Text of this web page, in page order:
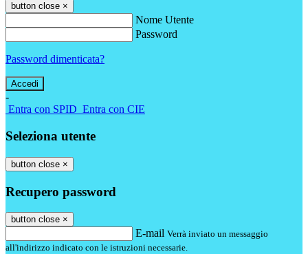
button close ×
Nome Utente
Password
Password dimenticata?
-
Entra con SPID Entra con CIE
Seleziona utente
button close ×
Recupero password
button close ×
E-mail Verrà inviato un messaggio
all'indirizzo indicato con le istruzioni necessarie.